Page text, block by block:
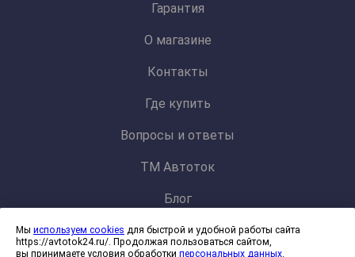
Гарантия
О магазине
Контакты
Где купить
Вопросы и ответы
ТМ Автоток
Блог
Политика конфиденциальности и обработки персональных данных
Согласие на обработку файлов cookies
Мы используем cookies для быстрой и удобной работы сайта
https://avtotok24.ru/. Продолжая пользоваться сайтом,
вы принимаете условия обработки персональных данных.